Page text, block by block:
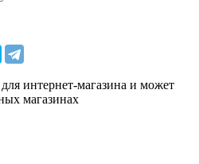
интернет-магазина и может
магазинах